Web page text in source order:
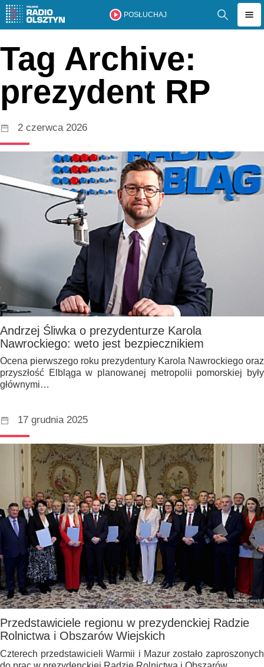
POSŁUCHAJ
Tag Archive:
prezydent RP
2 czerwca 2026
Andrzej Śliwka o prezydenturze Karola
Nawrockiego: weto jest bezpiecznikiem
Ocena pierwszego roku prezydentury Karola Nawrockiego oraz
przyszłość Elbląga w planowanej metropolii pomorskiej były
głównymi…
17 grudnia 2025
Przedstawiciele regionu w prezydenckiej Radzie
Rolnictwa i Obszarów Wiejskich
Czterech przedstawicieli Warmii i Mazur zostało zaproszonych